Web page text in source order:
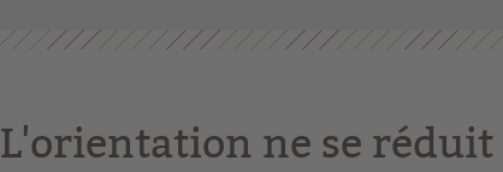
L'orientation ne se